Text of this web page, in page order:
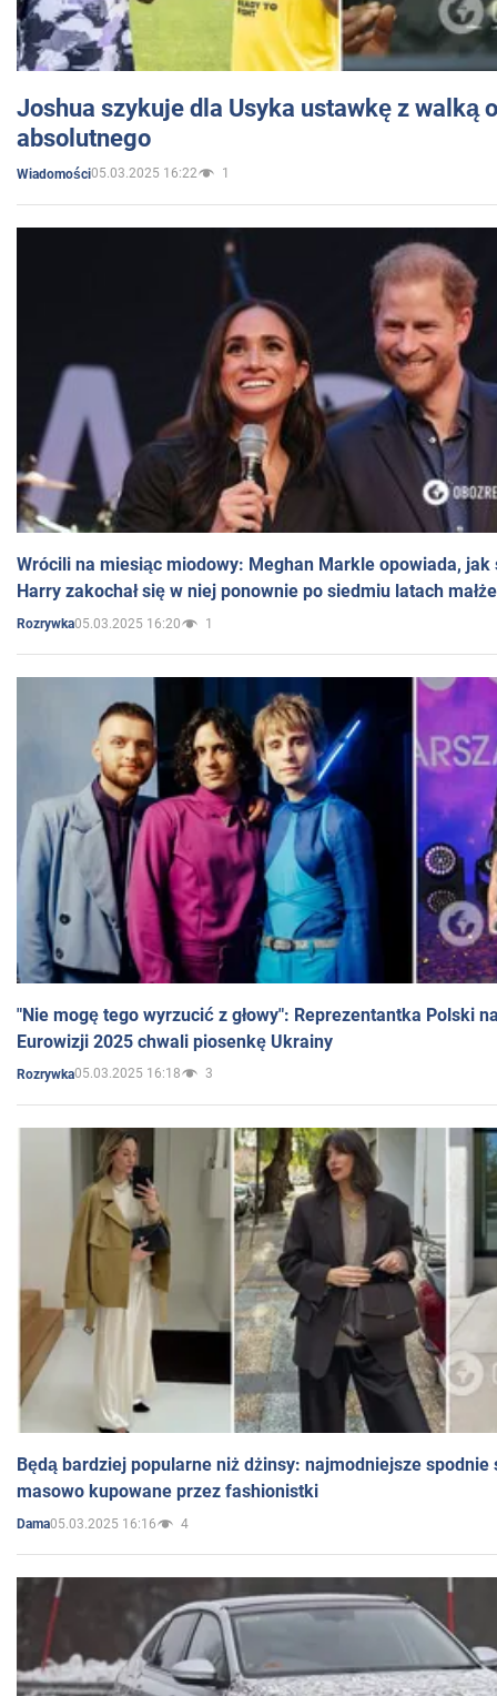
Joshua szykuje dla Usyka ustawkę z walką
absolutnego
Wiadomości05.03.2025 16:22 1
Wrócili na miesiąc miodowy: Meghan Markle opowiada, jak
Harry zakochał się w niej ponownie po siedmiu latach
Rozrywka05.03.2025 16:20 1
"Nie mogę tego wyrzucić z głowy": Reprezentantka Polski
Eurowizji 2025 chwali piosenkę Ukrainy
Rozrywka05.03.2025 16:18 3
Będą bardziej popularne niż dżinsy: najmodniejsze spodnie
masowo kupowane przez fashionistki
Dama05.03.2025 16:16 4